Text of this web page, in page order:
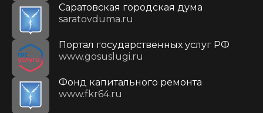
Саратовская городская дума
saratovduma.ru
Портал государственных услуг РФ
www.gosuslugi.ru
Фонд капитального ремонта
www.fkr64.ru